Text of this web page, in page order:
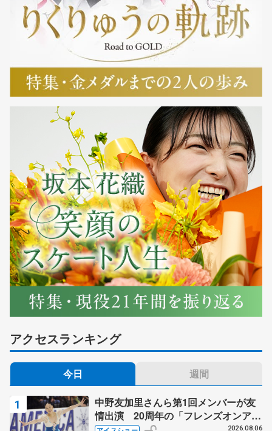
アクセスランキング
今日 週間
中野友加里さんら第1回メンバーが友
情出演 20周年の「フレンズオンアイ
2026.08.06